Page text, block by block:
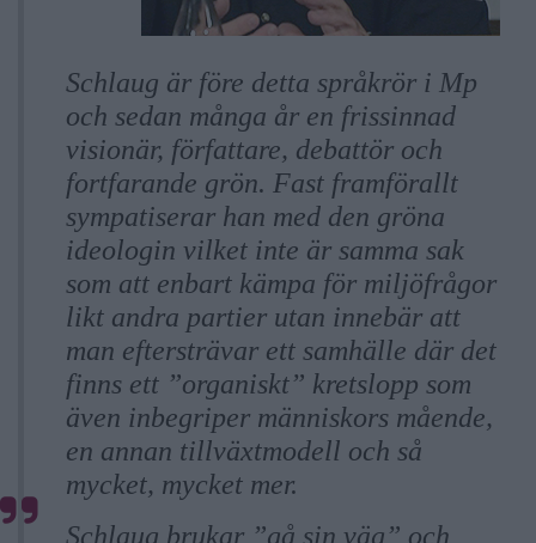
Schlaug är före detta språkrör i Mp
och sedan många år en frissinnad
visionär, författare, debattör och
fortfarande grön. Fast framförallt
sympatiserar han med den gröna
ideologin vilket inte är samma sak
som att enbart kämpa för miljöfrågor
likt andra partier utan innebär att
man eftersträvar ett samhälle där det
finns ett ”organiskt” kretslopp som
även inbegriper människors mående,
en annan tillväxtmodell och så
mycket, mycket mer.
Schlaug brukar ”gå sin väg” och